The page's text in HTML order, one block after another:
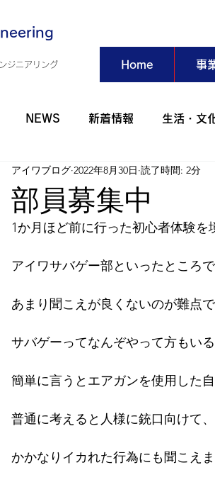
ジニアリング
Home 事
NEWS 新着情報 生活・文
観光 アウトドア 会社行事
ゴルフ部 アイワダーツ部
2017年 2016年
部員募集中
アイワブログ 2022年8月30日 読了時間: 2分
1か月ほど前に行った初心者体験を
アイワサバゲー部といったところで
あまり聞こえが良くないのが難点で
サバゲーってなんぞやって方もいる
簡単に言うとエアガンを使用した
普通に考えると人様に銃口向けて
かかなりイカれた行為にも聞こえま